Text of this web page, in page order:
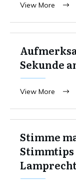
View More
Sekunde
View More
Stimme